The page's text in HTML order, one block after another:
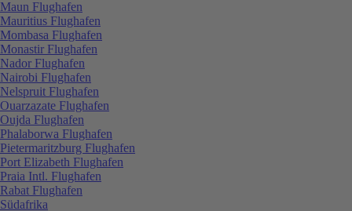
Maun Flughafen
Mauritius Flughafen
Mombasa Flughafen
Monastir Flughafen
Nador Flughafen
Nairobi Flughafen
Nelspruit Flughafen
Ouarzazate Flughafen
Oujda Flughafen
Phalaborwa Flughafen
Pietermaritzburg Flughafen
Port Elizabeth Flughafen
Praia Intl. Flughafen
Rabat Flughafen
Südafrika